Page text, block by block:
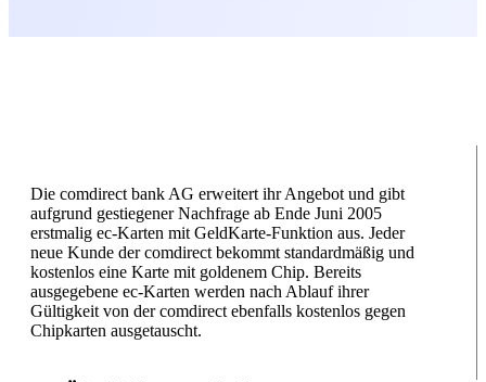
Die comdirect bank AG erweitert ihr Angebot und gibt
aufgrund gestiegener Nachfrage ab Ende Juni 2005
erstmalig ec-Karten mit GeldKarte-Funktion aus. Jeder
neue Kunde der comdirect bekommt standardmäßig und
kostenlos eine Karte mit goldenem Chip. Bereits
ausgegebene ec-Karten werden nach Ablauf ihrer
Gültigkeit von der comdirect ebenfalls kostenlos gegen
Chipkarten ausgetauscht.